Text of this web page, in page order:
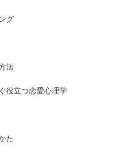
グ
法
役立つ恋愛心理学
た